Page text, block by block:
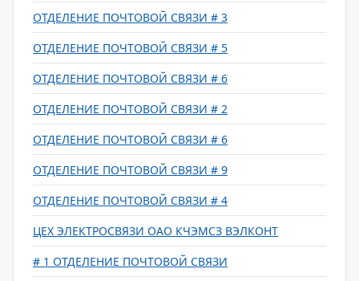
ОТДЕЛЕНИЕ ПОЧТОВОЙ СВЯЗИ # 3
ОТДЕЛЕНИЕ ПОЧТОВОЙ СВЯЗИ # 5
ОТДЕЛЕНИЕ ПОЧТОВОЙ СВЯЗИ # 6
ОТДЕЛЕНИЕ ПОЧТОВОЙ СВЯЗИ # 2
ОТДЕЛЕНИЕ ПОЧТОВОЙ СВЯЗИ # 6
ОТДЕЛЕНИЕ ПОЧТОВОЙ СВЯЗИ # 9
ОТДЕЛЕНИЕ ПОЧТОВОЙ СВЯЗИ # 4
ЦЕХ ЭЛЕКТРОСВЯЗИ ОАО КЧЭМСЗ ВЭЛКОНТ
# 1 ОТДЕЛЕНИЕ ПОЧТОВОЙ СВЯЗИ